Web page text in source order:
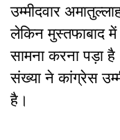
उम्मीदवार
लेकिन मुस्तफाबाद में
सामना करना पड़ा
संख्या ने कांग्रेस
है।